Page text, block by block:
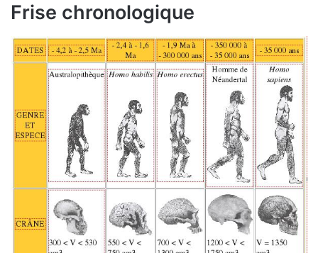
Frise chronologique